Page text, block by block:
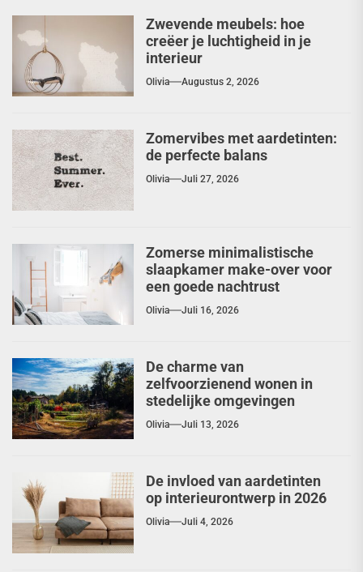
Zwevende meubels: hoe
creëer je luchtigheid in je
interieur
Olivia Augustus 2, 2026
Zomervibes met aardetinten:
de perfecte balans
Olivia Juli 27, 2026
Zomerse minimalistische
slaapkamer make-over voor
een goede nachtrust
Olivia Juli 16, 2026
De charme van
zelfvoorzienend wonen in
stedelijke omgevingen
Olivia Juli 13, 2026
De invloed van aardetinten
op interieurontwerp in 2026
Olivia Juli 4, 2026